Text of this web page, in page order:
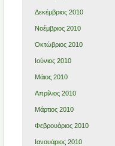
Δεκέμβριος 2010
Νοέμβριος 2010
Οκτώβριος 2010
Ιούνιος 2010
Μάιος 2010
Απρίλιος 2010
Μάρτιος 2010
Φεβρουάριος 2010
Ιανουάριος 2010